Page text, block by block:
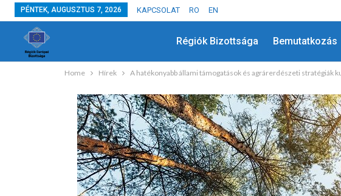
PÉNTEK, AUGUSZTUS 7, 2026 KAPCSOLAT RO EN
Régiók Bizottsága Bemutatkozás
Home Hírek A hatékonyabb állami támogatások és agrárerdészeti stratégiák